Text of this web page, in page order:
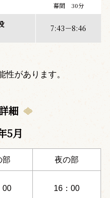
幕間 30分
7:43－8:46
があります。
細
5月
部 夜の部
00 16：00